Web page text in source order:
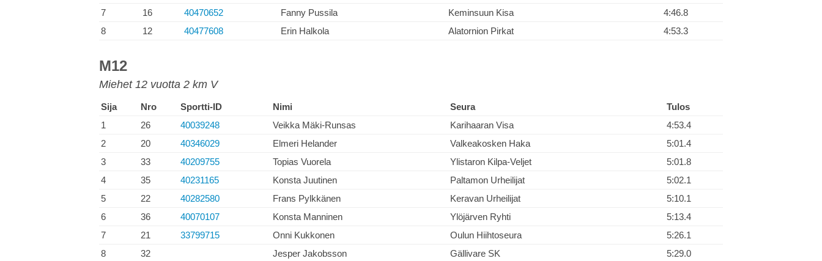
7
16 40470652 Fanny Pussila Keminsuun Kisa
4:46.8
8
12 40477608 Erin Halkola Alatornion Pirkat 4:53.3
M12
Miehet 12 vuotta 2 km V
Sija Nro Sportti-ID Nimi Seura
Tulos
1
26 40039248 Veikka Mäki-Runsas Karihaaran Visa
4:53.4
2
20 40346029 Elmeri Helander Valkeakosken Haka
5:01.4
3
33 40209755 Topias Vuorela Ylistaron Kilpa-Veljet
5:01.8
4
35 40231165 Konsta Juutinen Paltamon Urheilijat
5:02.1
5
22 40282580 Frans Pylkkänen Keravan Urheilijat
5:10.1
6
36 40070107 Konsta Manninen Ylöjärven Ryhti
5:13.4
7
21 33799715 Onni Kukkonen Oulun Hiihtoseura
5:26.1
8
32 Jesper Jakobsson Gällivare SK
5:29.0